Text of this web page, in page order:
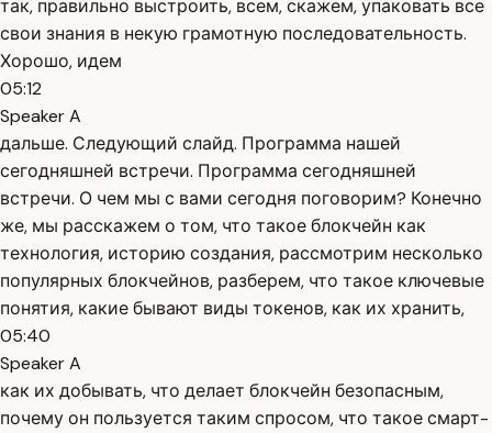
так, правильно выстроить, всем, скажем, упаковать все
свои знания в некую грамотную последовательность.
Хорошо, идем
05:12
Speaker A
дальше. Следующий слайд. Программа нашей
сегодняшней встречи. Программа сегодняшней
встречи. О чем мы с вами сегодня поговорим? Конечно
же, мы расскажем о том, что такое блокчейн как
технология, историю создания, рассмотрим несколько
популярных блокчейнов, разберем, что такое ключевые
понятия, какие бывают виды токенов, как их хранить,
05:40
Speaker A
как их добывать, что делает блокчейн безопасным,
почему он пользуется таким спросом, что такое смарт-